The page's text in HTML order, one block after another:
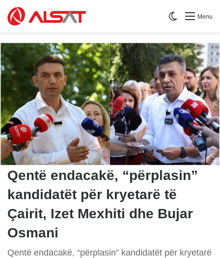
Menu
Switch skin
Qentë endacakë, “përplasin”
kandidatët për kryetarë të
Çairit, Izet Mexhiti dhe Bujar
Osmani
Qentë endacakë, “përplasin” kandidatët për kryetarë